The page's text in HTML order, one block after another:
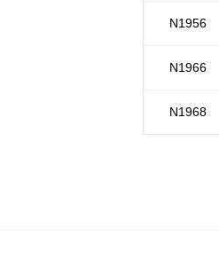
N1956
N1966
N1968